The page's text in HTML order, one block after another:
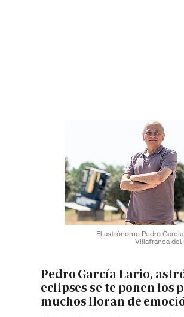
El astrónomo Pedro
Villafranca del
Pedro García Lario,
eclipses se te ponen los
muchos lloran de